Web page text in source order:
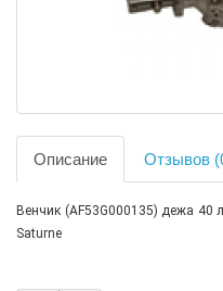
Описание Отзывов
Венчик (AF53G000135) дежа 40
Saturne